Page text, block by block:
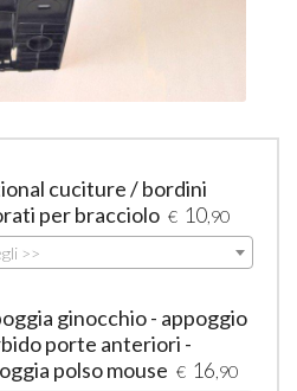
cuciture / bordini
per bracciolo € 10 ,90
>>
ginocchio - appoggio
porte anteriori -
polso mouse € 16 ,90